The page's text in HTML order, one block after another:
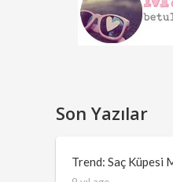
Son Yazılar
Trend: Saç Küpesi